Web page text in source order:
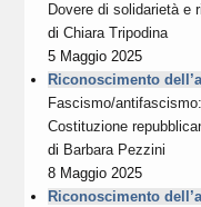
Dovere di solidarietà e
diChiara Tripodina
5 Maggio 2025
Riconoscimento
Fascismo/
Costituzione
di Barbara Pezzini
8 Maggio 2025
Riconoscimento